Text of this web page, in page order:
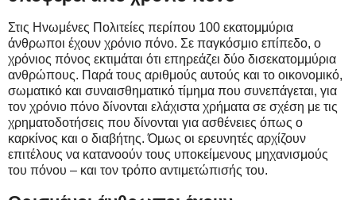
Στις Ηνωμένες Πολιτείες περίπου 100 εκατομμύρια
άνθρωποι έχουν χρόνιο πόνο. Σε παγκόσμιο επίπεδο, ο
χρόνιος πόνος εκτιμάται ότι επηρεάζει δύο δισεκατομμύρια
ανθρώπους. Παρά τους αριθμούς αυτούς και το οικονομικό,
σωματικό και συναισθηματικό τίμημα που συνεπάγεται, για
τον χρόνιο πόνο δίνονται ελάχιστα χρήματα σε σχέση με τις
χρηματοδοτήσεις που δίνονται για ασθένειες όπως ο
καρκίνος και ο διαβήτης. Όμως οι ερευνητές αρχίζουν
επιτέλους να κατανοούν τους υποκείμενους μηχανισμούς
του πόνου – και τον τρόπο αντιμετώπισής του.